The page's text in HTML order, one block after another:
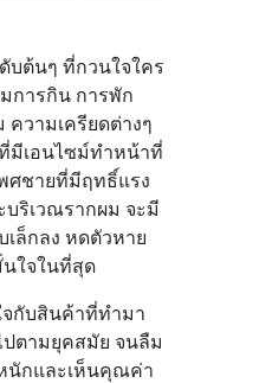
ต้นๆ ที่กวนใจใคร
การกิน การพัก
วามเครียดต่างๆ
มีเอนไซม์ทำหน้าที่
พศชายที่มีฤทธิ์แรง
บริเวณรากผม จะมี
ล็กลง หดตัวหาย
ใจในที่สุด
กับสินค้าที่ทำมา
ปตามยุคสมัย จนลืม
นักและเห็นคุณค่า